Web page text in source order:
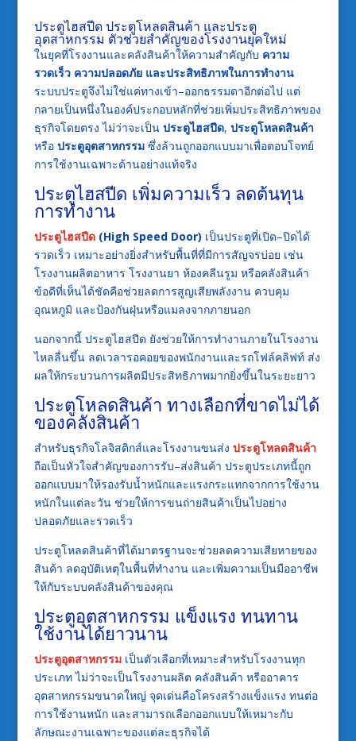
ประตูไฮสปีด ประตูโหลดสินค้า และประตู
อุตสาหกรรม ตัวช่วยสำคัญของโรงงานยุคใหม่
ในยุคที่โรงงานและคลังสินค้าให้ความสำคัญกับ ความ
รวดเร็ว ความปลอดภัย และประสิทธิภาพในการทำงาน
ระบบประตูจึงไม่ใช่แค่ทางเข้า–ออกธรรมดาอีกต่อไป แต่
กลายเป็นหนึ่งในองค์ประกอบหลักที่ช่วยเพิ่มประสิทธิภาพของ
ธุรกิจโดยตรง ไม่ว่าจะเป็น ประตูไฮสปีด, ประตูโหลดสินค้า
หรือ ประตูอุตสาหกรรมซึ่งล้วนถูกออกแบบมาเพื่อตอบโจทย์
การใช้งานเฉพาะด้านอย่างแท้จริง
ประตูไฮสปีด เพิ่มความเร็ว ลดต้นทุน
การทำงาน
ประตูไฮสปีด(High Speed Door) เป็นประตูที่เปิด–ปิดได้
รวดเร็ว เหมาะอย่างยิ่งสำหรับพื้นที่ที่มีการสัญจรบ่อย เช่น
โรงงานผลิตอาหาร โรงงานยา ห้องคลีนรูม หรือคลังสินค้า
ข้อดีที่เห็นได้ชัดคือช่วยลดการสูญเสียพลังงาน ควบคุม
อุณหภูมิ และป้องกันฝุ่นหรือแมลงจากภายนอก
นอกจากนี้ ประตูไฮสปีด ยังช่วยให้การทำงานภายในโรงงาน
ไหลลื่นขึ้น ลดเวลารอคอยของพนักงานและรถโฟล์คลิฟท์ ส่ง
ผลให้กระบวนการผลิตมีประสิทธิภาพมากยิ่งขึ้นในระยะยาว
ประตูโหลดสินค้า ทางเลือกที่ขาดไม่ได้
ของคลังสินค้า
สำหรับธุรกิจโลจิสติกส์และโรงงานขนส่ง ประตูโหลดสินค้า
ถือเป็นหัวใจสำคัญของการรับ–ส่งสินค้า ประตูประเภทนี้ถูก
ออกแบบมาให้รองรับน้ำหนักและแรงกระแทกจากการใช้งาน
หนักในแต่ละวัน ช่วยให้การขนถ่ายสินค้าเป็นไปอย่าง
ปลอดภัยและรวดเร็ว
ประตูโหลดสินค้าที่ได้มาตรฐานจะช่วยลดความเสียหายของ
สินค้า ลดอุบัติเหตุในพื้นที่ทำงาน และเพิ่มความเป็นมืออาชีพ
ให้กับระบบคลังสินค้าของคุณ
ประตูอุตสาหกรรม แข็งแรง ทนทาน
ใช้งานได้ยาวนาน
ประตูอุตสาหกรรมเป็นตัวเลือกที่เหมาะสำหรับโรงงานทุก
ประเภท ไม่ว่าจะเป็นโรงงานผลิต คลังสินค้า หรืออาคาร
อุตสาหกรรมขนาดใหญ่ จุดเด่นคือโครงสร้างแข็งแรง ทนต่อ
การใช้งานหนัก และสามารถเลือกออกแบบให้เหมาะกับ
ลักษณะงานเฉพาะของแต่ละธุรกิจได้